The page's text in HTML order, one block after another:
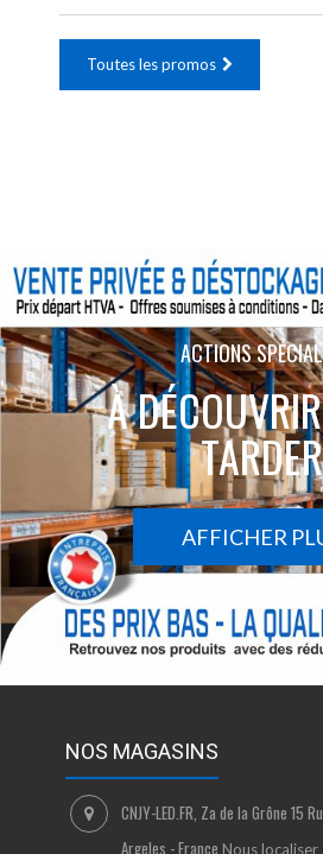
Toutes les promos
ACTIONS
À
TARDER
AFFICHER
NOS MAGASINS
CNJY-LED.FR, Za de la Grône
Argeles - France Nous localiser